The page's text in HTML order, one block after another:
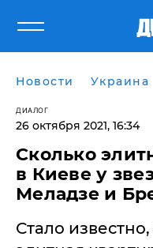
Новости Украина
ДИАЛОГ
26 октября 2021, 16:34
Cколько
в Киеве у
Меладзе и
Стало